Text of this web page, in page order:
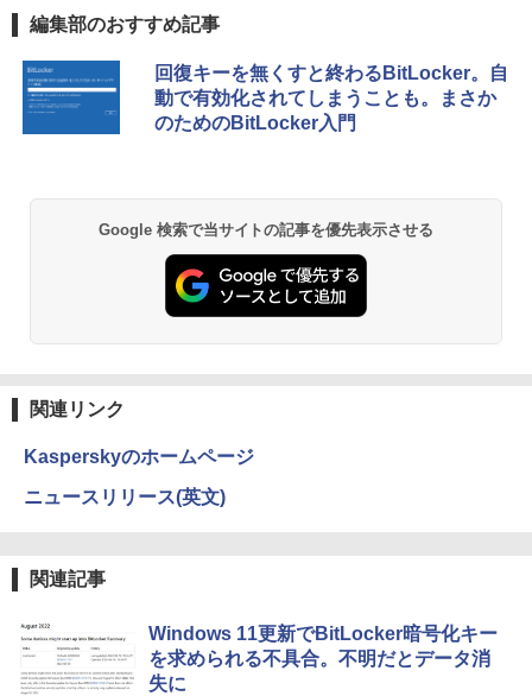
編集部のおすすめ記事
回復キーを無くすと終わるBitLocker。自
動で有効化されてしまうことも。まさか
のためのBitLocker入門
Google 検索で当サイトの記事を優先表示させる
関連リンク
Kasperskyのホームページ
ニュースリリース(英文)
関連記事
Windows 11更新でBitLocker暗号化キー
を求められる不具合。不明だとデータ消
失に